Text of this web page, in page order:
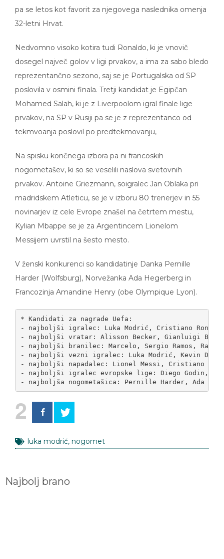
pa se letos kot favorit za njegovega naslednika omenja
32-letni Hrvat.
Nedvomno visoko kotira tudi Ronaldo, ki je vnovič
dosegel največ golov v ligi prvakov, a ima za sabo bledo
reprezentančno sezono, saj se je Portugalska od SP
poslovila v osmini finala. Tretji kandidat je Egipčan
Mohamed Salah, ki je z Liverpoolom igral finale lige
prvakov, na SP v Rusiji pa se je z reprezentanco od
tekmvoanja poslovil po predtekmovanju,
Na spisku končnega izbora pa ni francoskih
nogometašev, ki so se veselili naslova svetovnih
prvakov. Antoine Griezmann, soigralec Jan Oblaka pri
madridskem Atleticu, se je v izboru 80 trenerjev in 55
novinarjev iz cele Evrope znašel na četrtem mestu,
Kylian Mbappe se je za Argentincem Lionelom
Messijem uvrstil na šesto mesto.
V ženski konkurenci so kandidatinje Danka Pernille
Harder (Wolfsburg), Norvežanka Ada Hegerberg in
Francozinja Amandine Henry (obe Olympique Lyon).
* Kandidati za nagrade Uefa:
- najboljši igralec: Luka Modrić, Cristiano Ronaldo,
- najboljši vratar: Alisson Becker, Gianluigi
- najboljši branilec: Marcelo, Sergio Ramos,
- najboljši vezni igralec: Luka Modrić, Kevin De
- najboljši napadalec: Lionel Messi, Cristiano
- najboljši igralec evropske lige: Diego Godin,
- najboljša nogometašica: Pernille Harder, Ada
2
luka modrić, nogomet
Najbolj brano